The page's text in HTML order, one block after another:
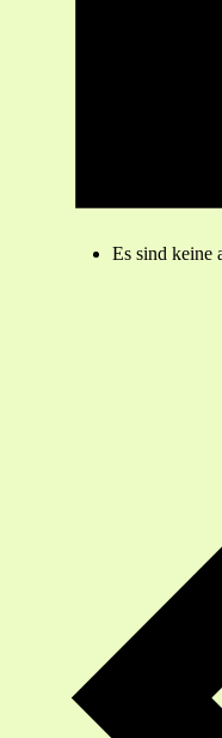
Es sind keine